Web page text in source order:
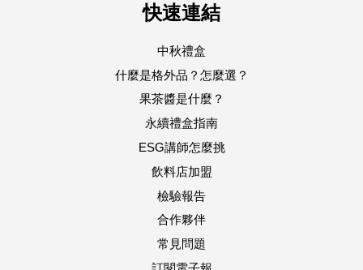
快速連結
中秋禮盒
什麼是格外品？怎麼選？
果茶醬是什麼？
永續禮盒指南
ESG講師怎麼挑
飲料店加盟
檢驗報告
合作夥伴
常見問題